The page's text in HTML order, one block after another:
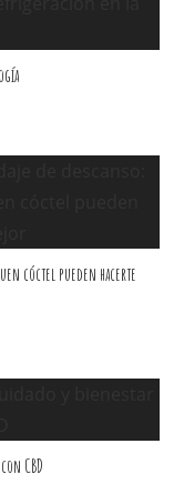
cóctel pueden hacerte
CBD